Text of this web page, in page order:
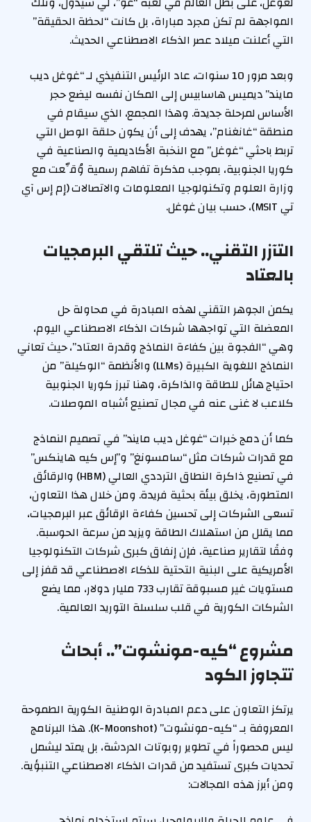
المواجهة لم تكن مجرد مباراة، بل كانت “لحظة الحقيقة”
التي أعلنت ميلاد عصر الذكاء الاصطناعي الحديث.
وبعد مرور 10 سنوات، عاد الرئيس التنفيذي لـ “غوغل ديب
مايند” ديميس هاسابيس إلى المكان نفسه ليضع حجر
الأساس لمرحلة جديدة. وهذا المجمع، الذي سيقام في
منطقة “غانغنام”، يهدف إلى أن يكون حلقة الوصل التي
تربط باحثي “غوغل” مع النخبة الأكاديمية والصناعية في
كوريا الجنوبية، بموجب مذكرة تفاهم رسمية وُقِّعت مع
وزارة العلوم وتكنولوجيا المعلومات والاتصالات (إم إس آي
تي MSIT)، حسب بيان غوغل.
التآزر التقني.. حيث تلتقي البرمجيات
بالعتاد
يكمن الجوهر التقني لهذه المبادرة في محاولة حل
المعضلة التي تواجهها شركات الذكاء الاصطناعي اليوم،
وهي “الفجوة بين كفاءة النماذج وقدرة العتاد”، حيث تعاني
النماذج اللغوية الكبيرة (LLMs) والأنظمة “الوكيلة” من
احتياج هائل للطاقة والذاكرة، وهنا تبرز كوريا الجنوبية
كلاعب لا غنى عنه في مجال تصنيع أشباه الموصلات.
كما أن دمج خبرات “غوغل ديب مايند” في تصميم النماذج
مع قدرات شركات مثل “سامسونغ” و”إس كيه هاينكس”
في تصنيع ذاكرة النطاق الترددي العالي (HBM) والرقائق
المتطورة، يخلق بيئة بحثية فريدة. ومن خلال هذا التعاون،
تسعى الشركات إلى تحسين كفاءة الرقائق عبر البرمجيات،
مما يقلل من استهلاك الطاقة ويزيد من سرعة الحوسبة.
وفقًا لتقارير صناعية، فإن إنفاق كبرى شركات التكنولوجيا
الأمريكية على البنية التحتية للذكاء الاصطناعي قد قفز إلى
مستويات غير مسبوقة تقارب 733 مليار دولار، مما يضع
الشركات الكورية في قلب سلسلة التوريد العالمية.
مشروع “كيه-مونشوت”.. أبحاث
تتجاوز الكود
يرتكز التعاون على دعم المبادرة الوطنية الكورية الطموحة
المعروفة بـ “كيه-مونشوت” (K-Moonshot). هذا البرنامج
ليس محصوراً في تطوير روبوتات الدردشة، بل يمتد ليشمل
تحديات كبرى تستفيد من قدرات الذكاء الاصطناعي التنبؤية.
ومن أبرز هذه المجالات: